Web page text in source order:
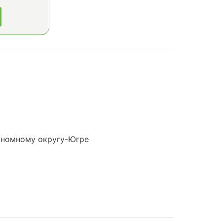
округу-Югре